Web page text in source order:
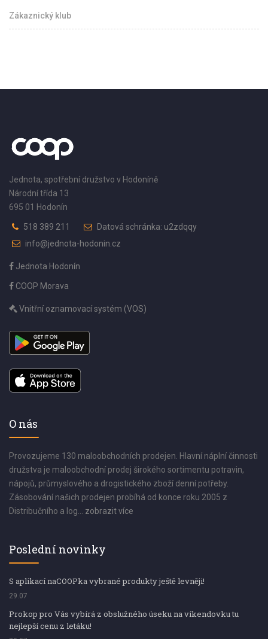
Zákaznický klub
Jednota, spotřební družstvo v Hodoníně
Národní třída 13
695 01 Hodonín
518 389 211
Datová schránka: u2zdqqy
info@jednota-hodonin.cz
Jednota Hodonín
COOP Morava
Vnitřní oznamovací systém (VOS)
O nás
Provozujeme 130 maloobchodních prodejen. Hlavní náplní činnosti
družstva je maloobchodní prodej širokého sortimentu potravin,
nápojů, průmyslového a drogistického zboží denní potřeby.
Zásobování našich prodejen probíhá od konce roku 2005 z
Distribučního a log... zobrazit více
Poslední novinky
S aplikací naCOOPka vybrané produkty ještě levněji!
29.07
Prokop pro Vás vybírá z obslužného úseku na víkendovku tu
nejlepší cenu z letáku!